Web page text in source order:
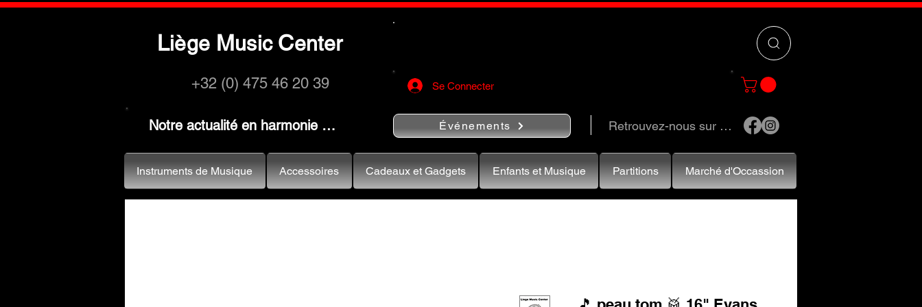
Liège Music Center
+32 (0) 475 46 20 39 Se Connecter
Notre actualité en harmonie … Événements Retrouvez-nous sur …
Instruments de Musique Accessoires Cadeaux et Gadgets Enfants et Musique Partitions Marché d'Occassion